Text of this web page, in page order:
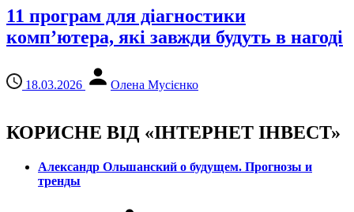
11 програм для діагностики
комп’ютера, які завжди будуть в нагоді
18.03.2026 Олена Мусієнко
КОРИСНЕ ВІД «ІНТЕРНЕТ ІНВЕСТ»
Александр Ольшанский о будущем. Прогнозы и
тренды